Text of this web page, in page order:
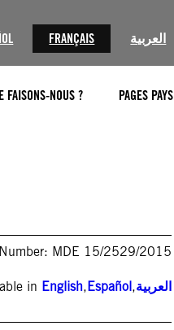
FRANÇAIS العربية
FAISONS-NOUS ? PAGES PAYS
MDE 15/2529/2015
in English,Español,العربية